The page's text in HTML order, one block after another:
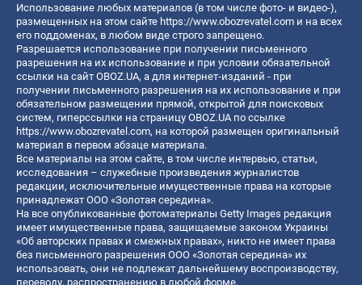
Использование любых материалов (в том числе фото- и видео-),
размещенных на этом сайте https://www.obozrevatel.com и на всех
его поддоменах, в любом виде строго запрещено.
Разрешается использование при получении письменного
разрешения на их использование и при условии обязательной
ссылки на сайт OBOZ.UA, а для интернет-изданий - при
получении письменного разрешения на их использование и при
обязательном размещении прямой, открытой для поисковых
систем, гиперссылки на страницу OBOZ.UA по ссылке
https://www.obozrevatel.com, на которой размещен оригинальный
материал в первом абзаце материала.
Все материалы на этом сайте, в том числе интервью, статьи,
исследования – служебные произведения журналистов
редакции, исключительные имущественные права на которые
принадлежат ООО «Золотая середина».
На все опубликованные фотоматериалы Getty Images редакция
имеет имущественные права, защищаемые законом Украины
«Об авторских правах и смежных правах», никто не имеет права
без письменного разрешения ООО «Золотая середина» их
использовать, они не подлежат дальнейшему воспроизводству,
переводу, распространению в любой форме.